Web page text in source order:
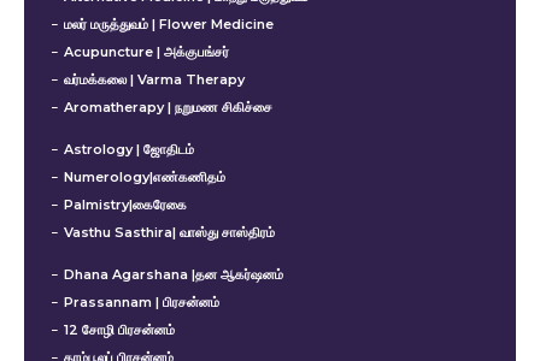
மலர் மருத்துவம் | Flower Medicine
Acupuncture | அக்குபங்சர்
வர்மக்கலை | Varma Therapy
Aromatherapy | நறுமண சிகிச்சை
Astrology | ஜோதிடம்
Numerology|எண்கணிதம்
Palmistry|கைரேகை
Vasthu Sasthira| வாஸ்து சாஸ்திரம்
Dhana Agarshana |தன ஆகர்ஷனம்
Prassannam | பிரசன்னம்
12 சோழி பிரசன்னம்
தாம்பூலப் பிரசன்னம்